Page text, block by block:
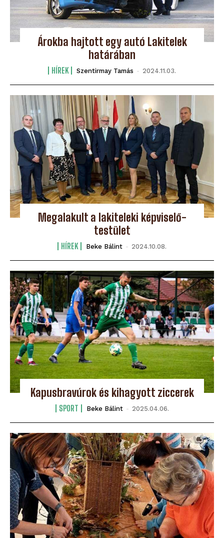
Árokba hajtott egy autó Lakitelek
határában
HÍREK Szentirmay Tamás - 2024.11.03.
Megalakult a lakiteleki képviselő-
testület
HÍREK Beke Bálint - 2024.10.08.
Kapusbravúrok és kihagyott ziccerek
SPORT Beke Bálint - 2025.04.06.